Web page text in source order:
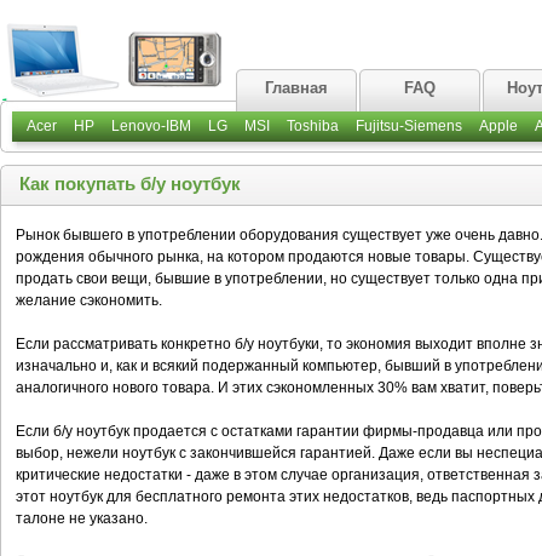
Главная FAQ
Acer HP Lenovo-IBM LG MSI Toshiba Fujitsu-Siemens Apple
Как покупать б/у ноутбук
Рынок бывшего в употреблении оборудования существует уже очень
рождения обычного рынка, на котором продаются новые товары.
продать свои вещи, бывшие в употреблении, но существует только одна
желание сэкономить.
Если рассматривать конкретно б/у ноутбуки, то экономия выходит
изначально и, как и всякий подержанный компьютер, бывший в
аналогичного нового товара. И этих сэкономленных 30% вам хватит,
Если б/у ноутбук продается с остатками гарантии фирмы-продавца или
выбор, нежели ноутбук с закончившейся гарантией. Даже если вы
критические недостатки - даже в этом случае организация,
этот ноутбук для бесплатного ремонта этих недостатков, ведь
талоне не указано.